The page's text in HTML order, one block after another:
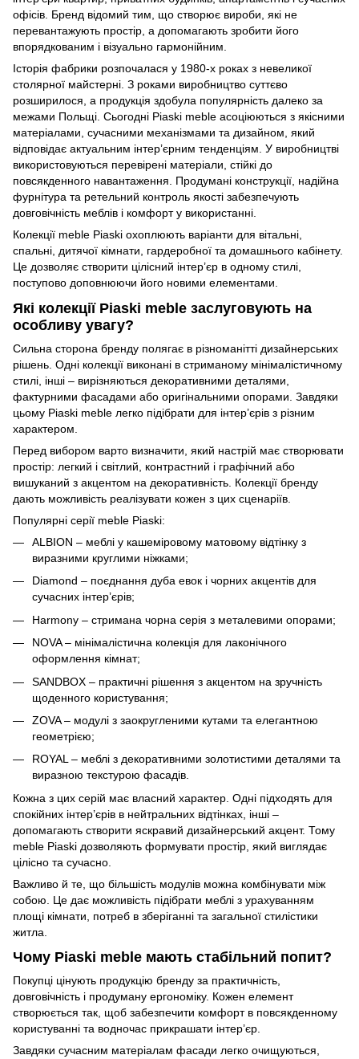
офісів. Бренд відомий тим, що створює вироби, які не
перевантажують простір, а допомагають зробити його
впорядкованим і візуально гармонійним.
Історія фабрики розпочалася у 1980-х роках з невеликої
столярної майстерні. З роками виробництво суттєво
розширилося, а продукція здобула популярність далеко за
межами Польщі. Сьогодні Piaski meble асоціюються з якісними
матеріалами, сучасними механізмами та дизайном, який
відповідає актуальним інтер’єрним тенденціям. У виробництві
використовуються перевірені матеріали, стійкі до
повсякденного навантаження. Продумані конструкції, надійна
фурнітура та ретельний контроль якості забезпечують
довговічність меблів і комфорт у використанні.
Колекції meble Piaski охоплюють варіанти для вітальні,
спальні, дитячої кімнати, гардеробної та домашнього кабінету.
Це дозволяє створити цілісний інтер’єр в одному стилі,
поступово доповнюючи його новими елементами.
Які колекції Piaski meble заслуговують на
особливу увагу?
Сильна сторона бренду полягає в різноманітті дизайнерських
рішень. Одні колекції виконані в стриманому мінімалістичному
стилі, інші – вирізняються декоративними деталями,
фактурними фасадами або оригінальними опорами. Завдяки
цьому Piaski meble легко підібрати для інтер’єрів з різним
характером.
Перед вибором варто визначити, який настрій має створювати
простір: легкий і світлий, контрастний і графічний або
вишуканий з акцентом на декоративність. Колекції бренду
дають можливість реалізувати кожен з цих сценаріїв.
Популярні серії meble Piaski:
ALBION – меблі у кашеміровому матовому відтінку з
виразними круглими ніжками;
Diamond – поєднання дуба евок і чорних акцентів для
сучасних інтер’єрів;
Harmony – стримана чорна серія з металевими опорами;
NOVA – мінімалістична колекція для лаконічного
оформлення кімнат;
SANDBOX – практичні рішення з акцентом на зручність
щоденного користування;
ZOVA – модулі з заокругленими кутами та елегантною
геометрією;
ROYAL – меблі з декоративними золотистими деталями та
виразною текстурою фасадів.
Кожна з цих серій має власний характер. Одні підходять для
спокійних інтер’єрів в нейтральних відтінках, інші –
допомагають створити яскравий дизайнерський акцент. Тому
meble Piaski дозволяють формувати простір, який виглядає
цілісно та сучасно.
Важливо й те, що більшість модулів можна комбінувати між
собою. Це дає можливість підібрати меблі з урахуванням
площі кімнати, потреб в зберіганні та загальної стилістики
житла.
Чому Piaski meble мають стабільний попит?
Покупці цінують продукцію бренду за практичність,
довговічність і продуману ергономіку. Кожен елемент
створюється так, щоб забезпечити комфорт в повсякденному
користуванні та водночас прикрашати інтер’єр.
Завдяки сучасним матеріалам фасади легко очищуються,